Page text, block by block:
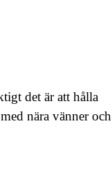
det är att hålla
nära vänner och